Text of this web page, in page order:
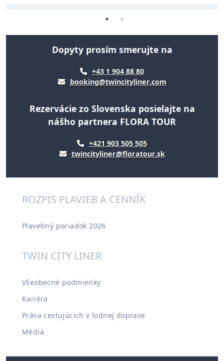
Dopyty prosím smerujte na
+43 1 904 88 80
booking@twincityliner.com
Rezervácie zo Slovenska posielajte na
nášho partnera FLORA TOUR
+421 903 505 505
twincityliner@floratour.sk
ROZPIS PLAVIEB A CENNÍK
Plavebný poriadok 2026
TWIN CITY LINER
Všeobecné podmienky
Kariéra
Práva cestujúcich v lodnej doprave
Médiá